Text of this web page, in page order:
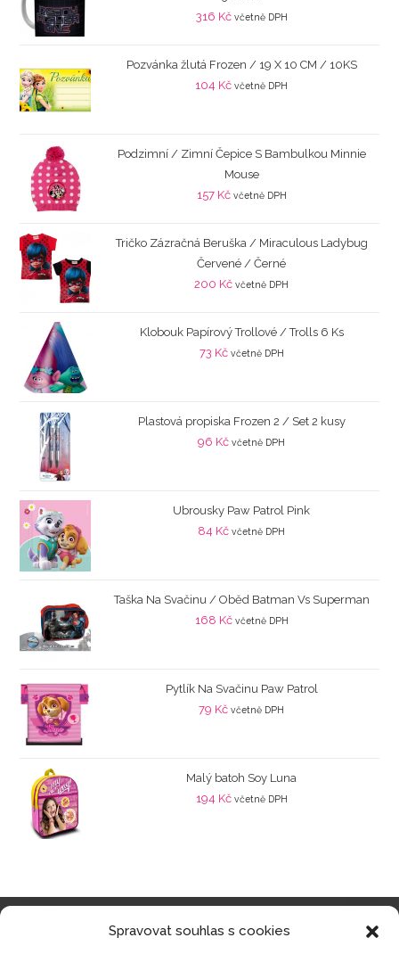
Spravovat souhlas s cookies
316 Kč včetně DPH
Pozvánka žlutá Frozen / 19 X 10 CM / 10KS
104 Kč včetně DPH
Podzimní / Zimní Čepice S Bambulkou Minnie
Mouse
157 Kč včetně DPH
Tričko Zázračná Beruška / Miraculous Ladybug
Červené / Černé
200 Kč včetně DPH
Klobouk Papírový Trollové / Trolls 6 Ks
73 Kč včetně DPH
Plastová propiska Frozen 2 / Set 2 kusy
96 Kč včetně DPH
Ubrousky Paw Patrol Pink
84 Kč včetně DPH
Taška Na Svačinu / Oběd Batman Vs Superman
168 Kč včetně DPH
Pytlík Na Svačinu Paw Patrol
79 Kč včetně DPH
Malý batoh Soy Luna
194 Kč včetně DPH